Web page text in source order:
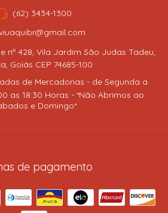
(62) 3434-1300
nº 428, Vila Jardim São Judas Tadeu,
Goiás CEP 74685-100
de Mercadorias - de Segunda a
as 18:30 Horas - *Não Abrimos ao
e Domingo*
de pagamento